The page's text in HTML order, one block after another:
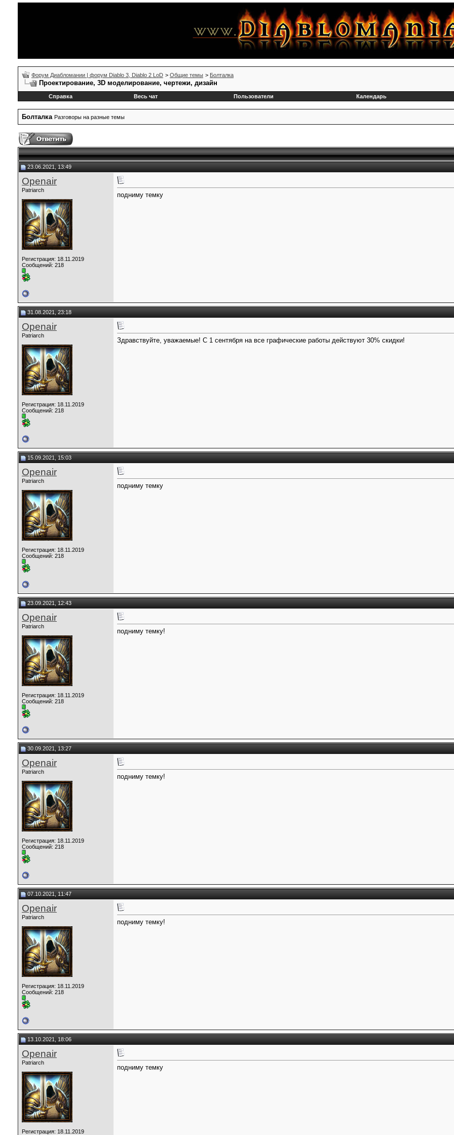
Форум Диабломании | форум Diablo 3, Diablo 2 LoD > Общие темы > Болталка
Проектирование, 3D моделирование, чертежи, дизайн
Справка Весь чат Пользователи Календарь
Болталка Разговоры на разные темы
23.06.2021, 13:49
Openair
Patriarch
Регистрация: 18.11.2019
Сообщений: 218
подниму темку
31.08.2021, 23:18
Openair
Patriarch
Регистрация: 18.11.2019
Сообщений: 218
Здравствуйте, уважаемые! С 1 сентября на все графические работы действуют 30% скидки!
15.09.2021, 15:03
Openair
Patriarch
Регистрация: 18.11.2019
Сообщений: 218
подниму темку
23.09.2021, 12:43
Openair
Patriarch
Регистрация: 18.11.2019
Сообщений: 218
подниму темку!
30.09.2021, 13:27
Openair
Patriarch
Регистрация: 18.11.2019
Сообщений: 218
подниму темку!
07.10.2021, 11:47
Openair
Patriarch
Регистрация: 18.11.2019
Сообщений: 218
подниму темку!
13.10.2021, 18:06
Openair
Patriarch
Регистрация: 18.11.2019
подниму темку